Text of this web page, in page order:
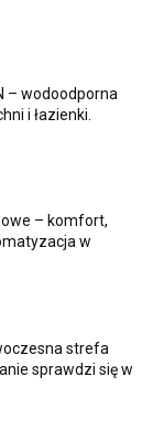
– wodoodporna
i łazienki.
– komfort,
w
strefa
sprawdzi się w